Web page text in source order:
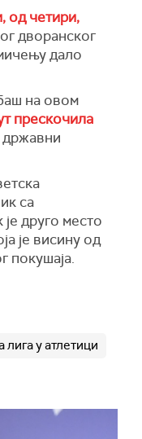
од четири,
дворанског
дало
на овом
прескочила
државни
са
друго место
је висину од
покушаја.
лига у атлетици